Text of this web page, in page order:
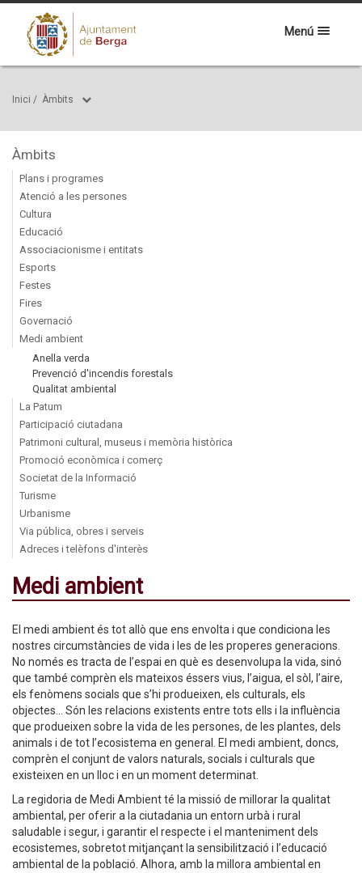
Menú
Inici / Àmbits
Àmbits
Plans i programes
Atenció a les persones
Cultura
Educació
Associacionisme i entitats
Esports
Festes
Fires
Governació
Medi ambient
Anella verda
Prevenció d'incendis forestals
Qualitat ambiental
La Patum
Participació ciutadana
Patrimoni cultural, museus i memòria històrica
Promoció econòmica i comerç
Societat de la Informació
Turisme
Urbanisme
Via pública, obres i serveis
Adreces i telèfons d'interès
Medi ambient
El medi ambient és tot allò que ens envolta i que condiciona les
nostres circumstàncies de vida i les de les properes generacions.
No només es tracta de l’espai en què es desenvolupa la vida, sinó
que també comprèn els mateixos éssers vius, l’aigua, el sòl, l’aire,
els fenòmens socials que s’hi produeixen, els culturals, els
objectes... Són les relacions existents entre tots ells i la influència
que produeixen sobre la vida de les persones, de les plantes, dels
animals i de tot l’ecosistema en general. El medi ambient, doncs,
comprèn el conjunt de valors naturals, socials i culturals que
existeixen en un lloc i en un moment determinat.
La regidoria de Medi Ambient té la missió de millorar la qualitat
ambiental, per oferir a la ciutadania un entorn urbà i rural
saludable i segur, i garantir el respecte i el manteniment dels
ecosistemes, sobretot mitjançant la sensibilització i l’educació
ambiental de la població. Alhora, amb la millora ambiental en